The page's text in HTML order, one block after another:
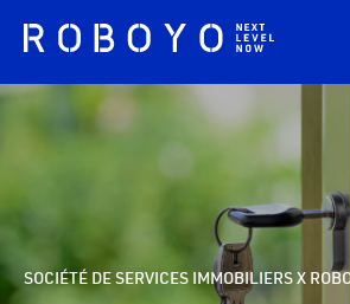
SOCIÉTÉ DE SERVICES IMMOBILIERS X